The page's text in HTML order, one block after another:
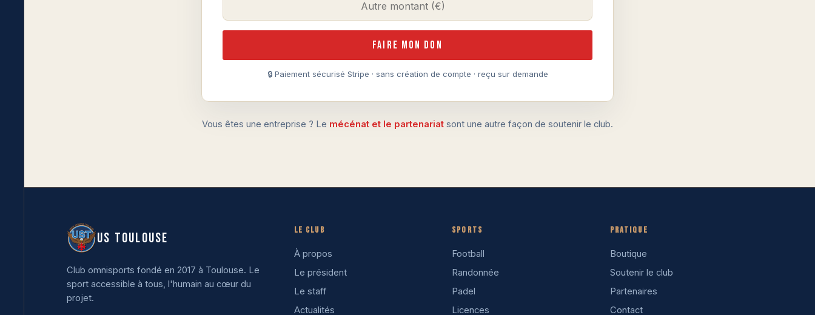
Faire mon don
🔒 Paiement sécurisé Stripe · sans création de compte · reçu sur demande
Vous êtes une entreprise ? Le mécénat et le partenariat sont une autre façon de soutenir le club.
US TOULOUSE
Club omnisports fondé en 2017 à Toulouse. Le
sport accessible à tous, l'humain au cœur du
projet.
Le club
À propos
Le président
Le staff
Actualités
Sports
Football
Randonnée
Padel
Licences
Pratique
Boutique
Soutenir le club
Partenaires
Contact